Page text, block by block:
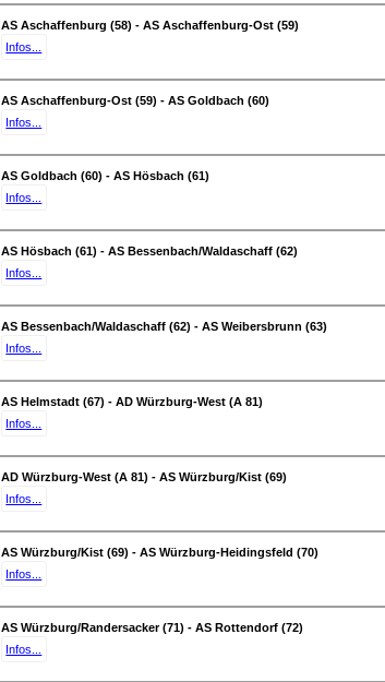
AS Aschaffenburg (58) - AS Aschaffenburg-Ost (59)
Infos...
AS Aschaffenburg-Ost (59) - AS Goldbach (60)
Infos...
AS Goldbach (60) - AS Hösbach (61)
Infos...
AS Hösbach (61) - AS Bessenbach/Waldaschaff (62)
Infos...
AS Bessenbach/Waldaschaff (62) - AS Weibersbrunn (63)
Infos...
AS Helmstadt (67) - AD Würzburg-West (A 81)
Infos...
AD Würzburg-West (A 81) - AS Würzburg/Kist (69)
Infos...
AS Würzburg/Kist (69) - AS Würzburg-Heidingsfeld (70)
Infos...
AS Würzburg/Randersacker (71) - AS Rottendorf (72)
Infos...